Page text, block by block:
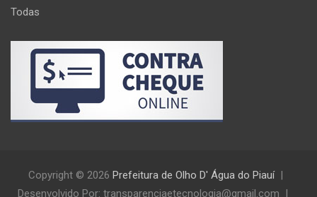
Todas
Copyright © 2026 Prefeitura de Olho D' Água do Piauí
Desenvolvido Por: transparenciaetecnologia@gmail.com